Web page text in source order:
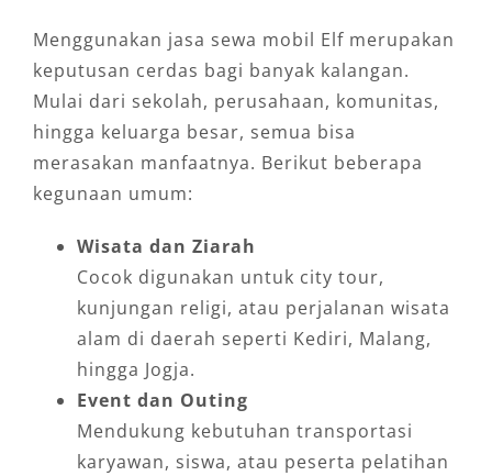
Menggunakan jasa sewa mobil Elf merupakan
keputusan cerdas bagi banyak kalangan.
Mulai dari sekolah, perusahaan, komunitas,
hingga keluarga besar, semua bisa
merasakan manfaatnya. Berikut beberapa
kegunaan umum:
Wisata dan Ziarah
Cocok digunakan untuk city tour,
kunjungan religi, atau perjalanan wisata
alam di daerah seperti Kediri, Malang,
hingga Jogja.
Event dan Outing
Mendukung kebutuhan transportasi
karyawan, siswa, atau peserta pelatihan